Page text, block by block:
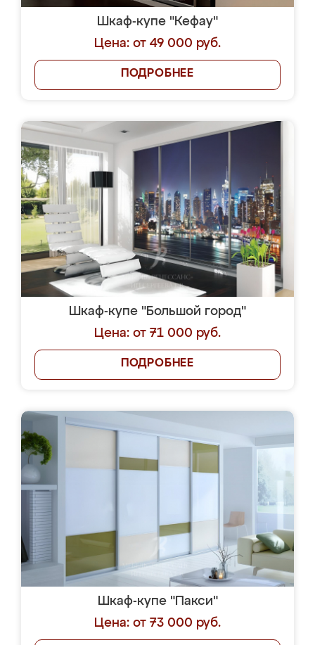
Шкаф-купе "Кефау"
Цена: от 49 000 руб.
ПОДРОБНЕЕ
Шкаф-купе "Большой город"
Цена: от 71 000 руб.
ПОДРОБНЕЕ
Шкаф-купе "Пакси"
Цена: от 73 000 руб.